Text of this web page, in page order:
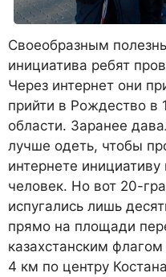
Своеобразным
инициатива ребят
Через интернет они
прийти в Рождество в
области. Заранее
лучше одеть, чтобы
интернете
человек. Но вот 20-
испугались лишь
прямо на площади
казахстанским
4 км по центру